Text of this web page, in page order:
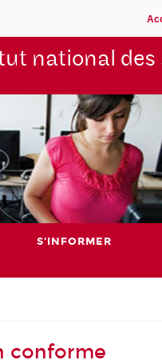
national des
S'INFORMER
conforme